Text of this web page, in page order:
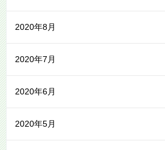
2020年8月
2020年7月
2020年6月
2020年5月